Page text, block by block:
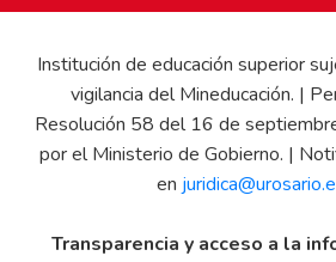
Institución de educación superior
vigilancia del Mineducación. |
Resolución 58 del 16 de
por el Ministerio de Gobierno. |
en
Transparencia y acceso a la